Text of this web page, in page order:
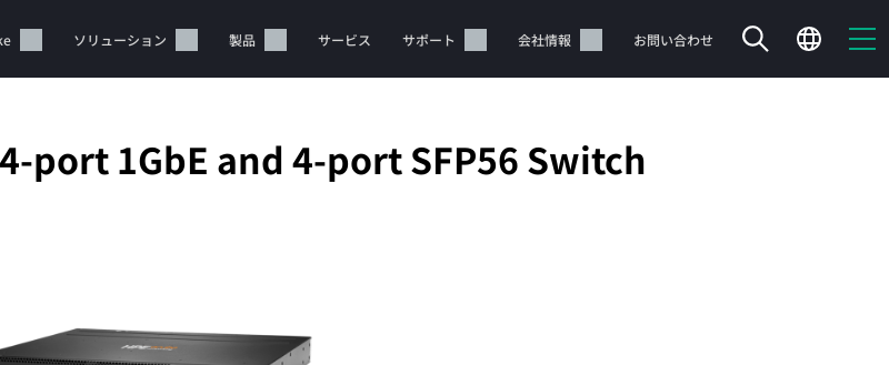
ソリューション 製品 サービス サポート 会社情報 お問い合わせ
カートは空です
トアで商品を検索、構成、注文できます。
port 1GbE and 4-port SFP56 Switch